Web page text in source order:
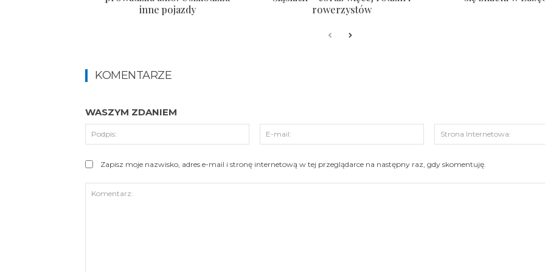
inne pojazdy
rowerzystów
KOMENTARZE
WASZYM ZDANIEM
Podpis:
mail:
Zapisz moje nazwisko, adres e-mail i stronę internetową w tej przeglądarce na następny raz, gdy skomentuję.